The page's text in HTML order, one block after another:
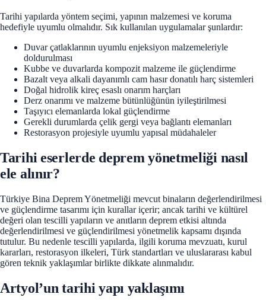
Tarihi yapılarda yöntem seçimi, yapının malzemesi ve koruma
hedefiyle uyumlu olmalıdır. Sık kullanılan uygulamalar şunlardır:
Duvar çatlaklarının uyumlu enjeksiyon malzemeleriyle
doldurulması
Kubbe ve duvarlarda kompozit malzeme ile güçlendirme
Bazalt veya alkali dayanımlı cam hasır donatılı harç sistemleri
Doğal hidrolik kireç esaslı onarım harçları
Derz onarımı ve malzeme bütünlüğünün iyileştirilmesi
Taşıyıcı elemanlarda lokal güçlendirme
Gerekli durumlarda çelik gergi veya bağlantı elemanları
Restorasyon projesiyle uyumlu yapısal müdahaleler
Tarihi eserlerde deprem yönetmeliği nasıl
ele alınır?
Türkiye Bina Deprem Yönetmeliği mevcut binaların değerlendirilmesi
ve güçlendirme tasarımı için kurallar içerir; ancak tarihi ve kültürel
değeri olan tescilli yapıların ve anıtların deprem etkisi altında
değerlendirilmesi ve güçlendirilmesi yönetmelik kapsamı dışında
tutulur. Bu nedenle tescilli yapılarda, ilgili koruma mevzuatı, kurul
kararları, restorasyon ilkeleri, Türk standartları ve uluslararası kabul
gören teknik yaklaşımlar birlikte dikkate alınmalıdır.
Artyol’un tarihi yapı yaklaşımı